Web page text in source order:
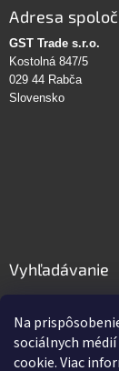
Na
sociálnych
cookie. Viac
Adresa
GST Trade s.r.o.
Kostolná 847/5
029 44 Rabča
Slovensko
Vyhľadávanie